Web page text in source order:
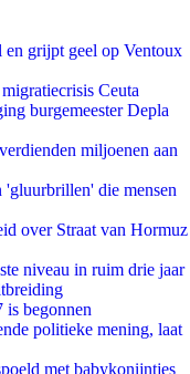
grijpt geel op Ventoux
Ceuta
burgemeester Depla
miljoenen aan
die mensen
over Straat van Hormuz
niveau in ruim drie jaar
begonnen
politieke mening, laat
met babykonijntjes